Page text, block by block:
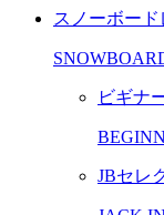
スノーボー
ビギナ
JBセレ